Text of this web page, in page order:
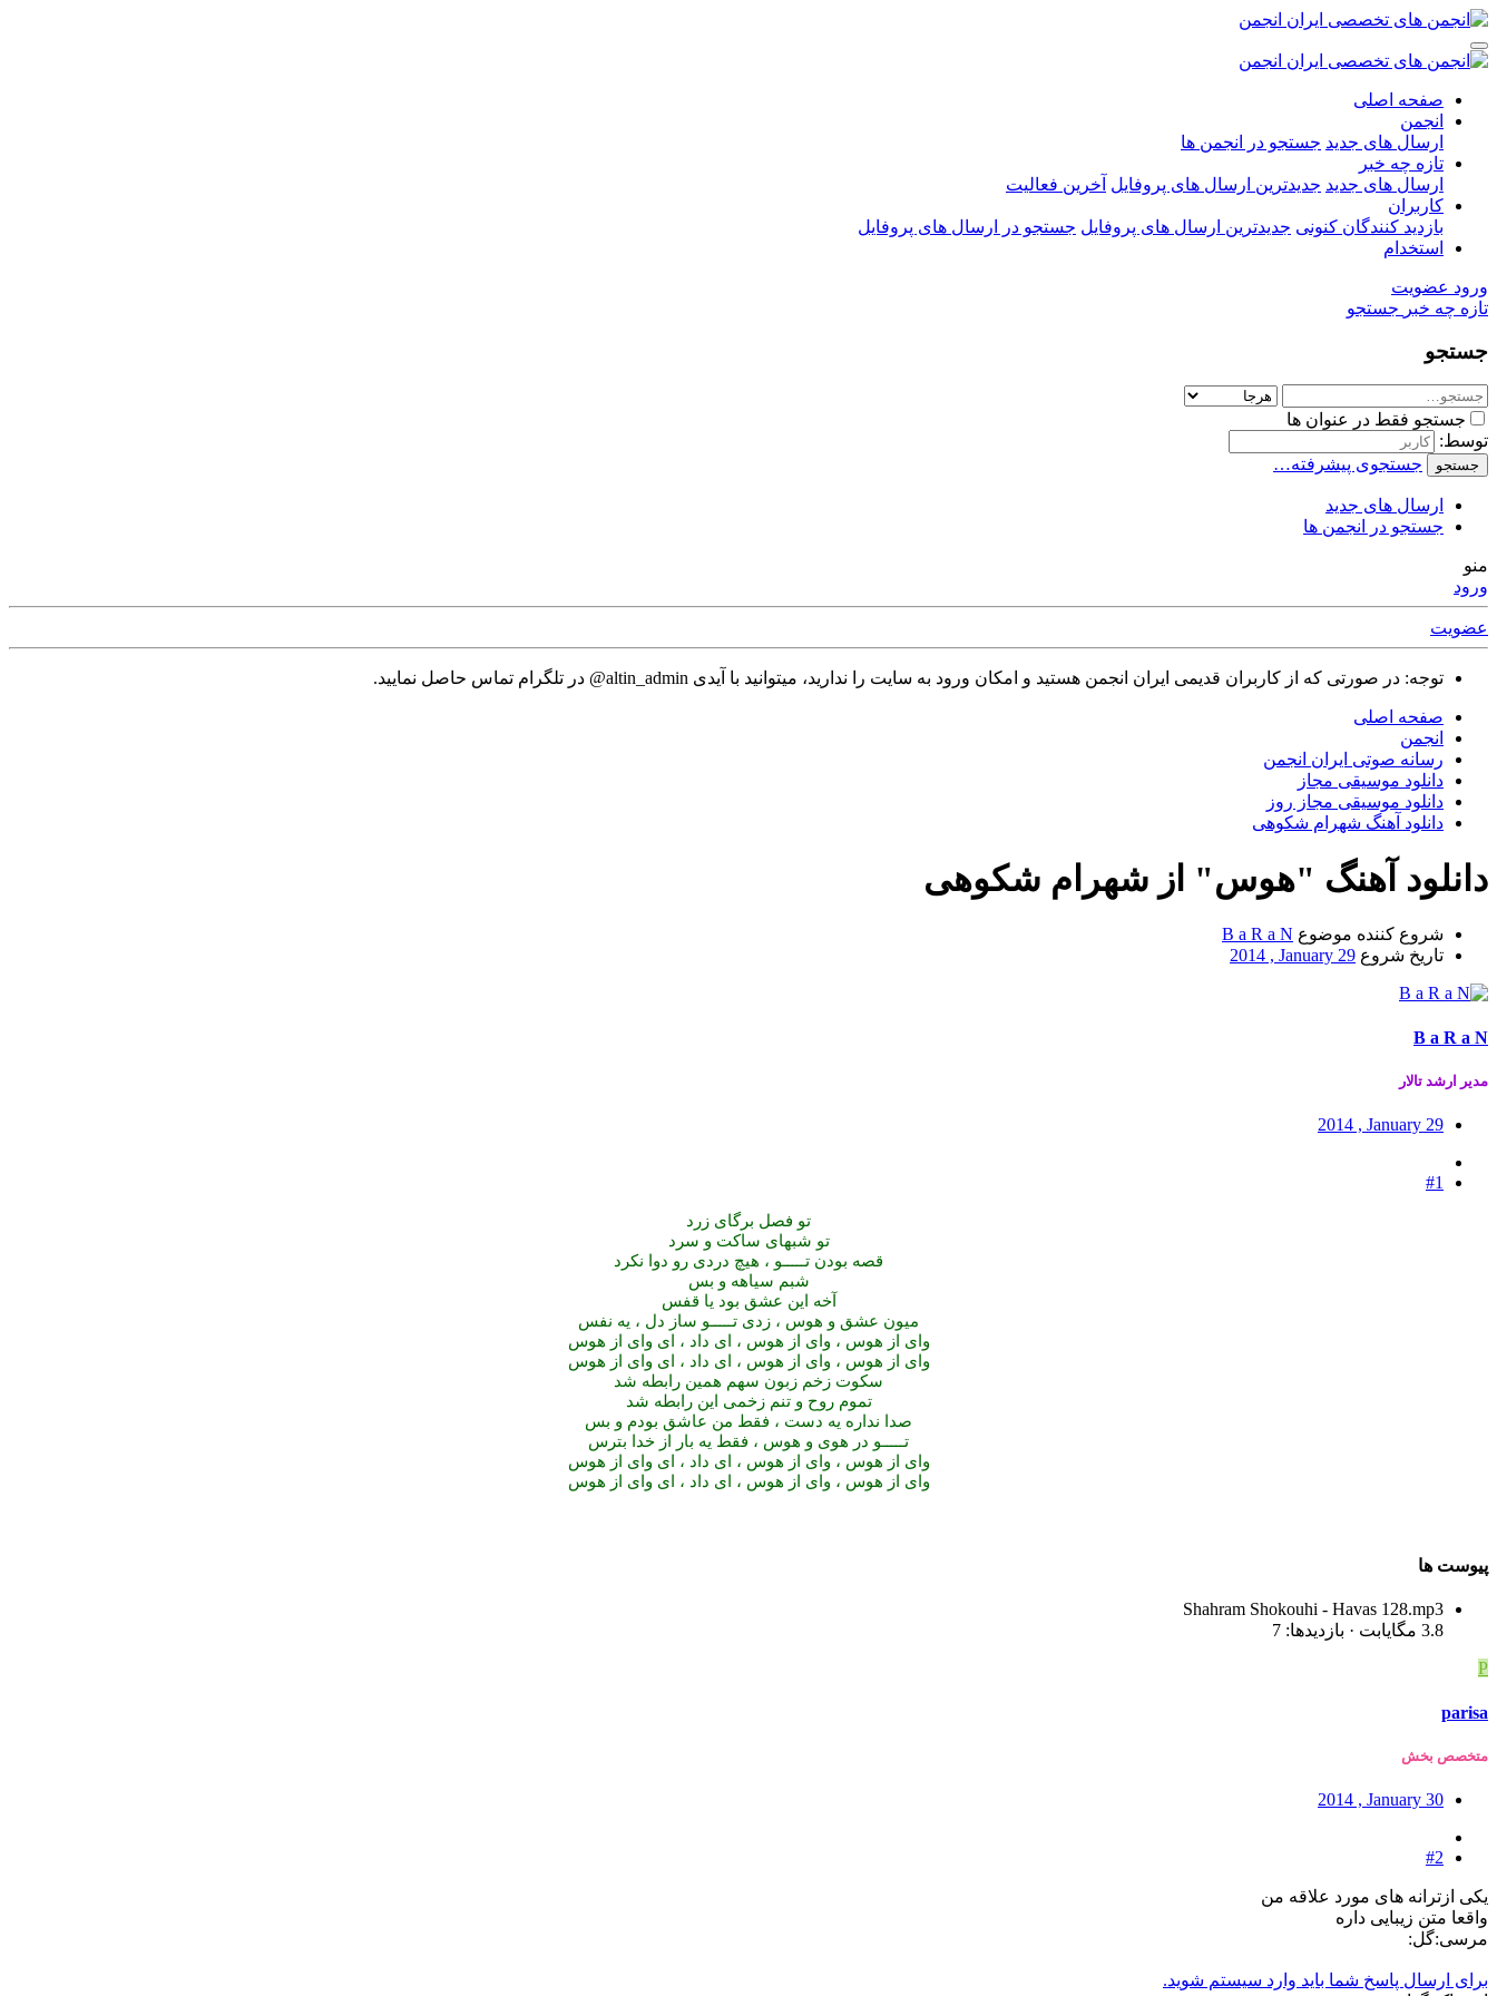
صفحه اصلی
انجمن
ارسال های جدید جستجو در انجمن ها
تازه چه خبر
ارسال های جدید جدیدترین ارسال های پروفایل آخرین فعالیت
کاربران
بازدید کنندگان کنونی جدیدترین ارسال های پروفایل جستجو در ارسال های پروفایل
استخدام
ورود عضویت
تازه چه خبر جستجو
جستجو
جستجو فقط در عنوان ها
توسط:
جستجو جستجوی پیشرفته…
ارسال های جدید
جستجو در انجمن ها
منو
ورود
عضویت
توجه: در صورتی که از کاربران قدیمی ایران انجمن هستید و امکان ورود به سایت را ندارید، میتوانید با آیدی altin_admin@ در تلگرام تماس حاصل نمایید.
صفحه اصلی
انجمن
رسانه صوتی ایران انجمن
دانلود موسیقی مجاز
دانلود موسیقی مجاز روز
دانلود آهنگ شهرام شکوهی
دانلود آهنگ "هوس" از شهرام شکوهی
شروع کننده موضوع B a R a N
تاریخ شروع 2014 , January 29
B a R a N
مدير ارشد تالار
2014 , January 29
#1
تو فصل برگای زرد
تو شبهای ساکت و سرد
قصه بودن تـــــو ، هیچ دردی رو دوا نکرد
شبم سیاهه و بس
آخه این عشق بود یا قفس
میون عشق و هوس ، زدی تـــــو ساز دل ، یه نفس
وای از هوس ، وای از هوس ، ای داد ، ای وای از هوس
وای از هوس ، وای از هوس ، ای داد ، ای وای از هوس
سکوت زخم زبون سهم همین رابطه شد
تموم روح و تنم زخمی این رابطه شد
صدا نداره یه دست ، فقط من عاشق بودم و بس
تـــــو در هوی و هوس ، فقط یه بار از خدا بترس
وای از هوس ، وای از هوس ، ای داد ، ای وای از هوس
وای از هوس ، وای از هوس ، ای داد ، ای وای از هوس
پیوست ها
Shahram Shokouhi - Havas 128.mp3
3.8 مگایابت · بازدیدها: 7
P
parisa
متخصص بخش
2014 , January 30
#2
یکی ازترانه های مورد علاقه من
واقعا متن زیبایی داره
مرسی:گل:
برای ارسال پاسخ شما باید وارد سیستم شوید.